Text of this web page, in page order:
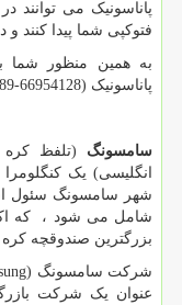
پاناسونیک می
فتوکپی شما پیدا کنند
به همین منظور شما
پاناسونیک (66954128-66954189) تماس حاصل فرمایید.
سامسونگ (تلفظ
انگلیسی) یک
شهر سامسونگ سئول
شامل می شود ، که
بزرگترین صندوقچه
شرکت سامسونگ (
عنوان یک شرکت